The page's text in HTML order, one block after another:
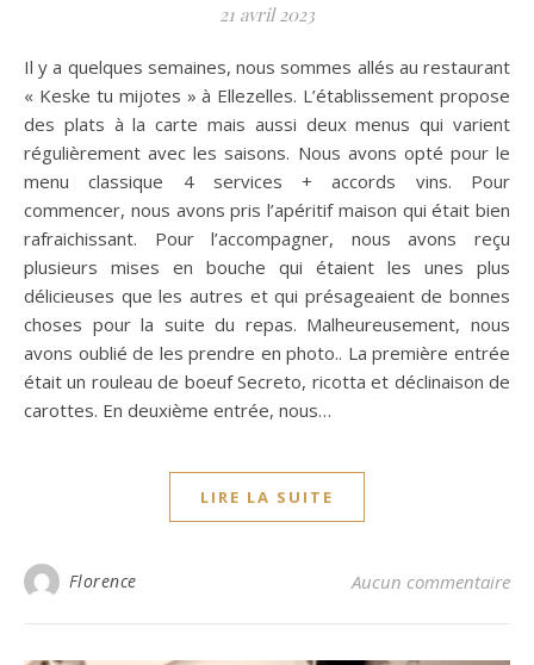
21 avril 2023
Il y a quelques semaines, nous sommes allés au restaurant
« Keske tu mijotes » à Ellezelles. L’établissement propose
des plats à la carte mais aussi deux menus qui varient
régulièrement avec les saisons. Nous avons opté pour le
menu classique 4 services + accords vins. Pour
commencer, nous avons pris l’apéritif maison qui était bien
rafraichissant. Pour l’accompagner, nous avons reçu
plusieurs mises en bouche qui étaient les unes plus
délicieuses que les autres et qui présageaient de bonnes
choses pour la suite du repas. Malheureusement, nous
avons oublié de les prendre en photo.. La première entrée
était un rouleau de boeuf Secreto, ricotta et déclinaison de
carottes. En deuxième entrée, nous…
LIRE LA SUITE
Florence Aucun commentaire